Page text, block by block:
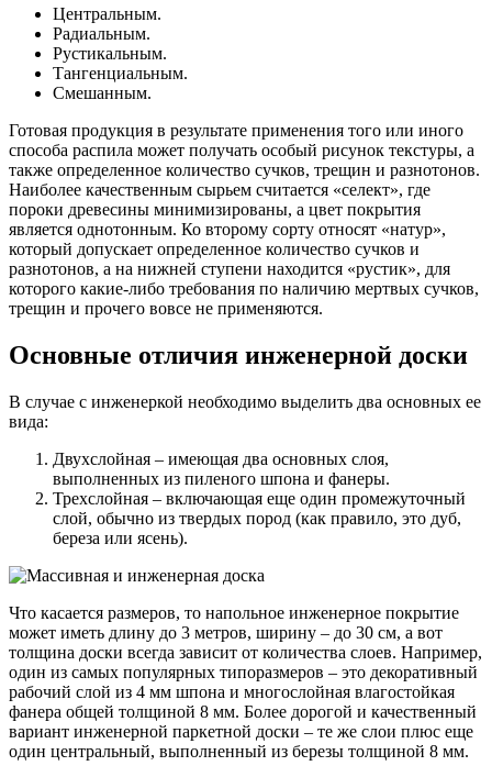
Центральным.
Радиальным.
Рустикальным.
Тангенциальным.
Смешанным.
Готовая продукция в результате применения того или иного
способа распила может получать особый рисунок текстуры, а
также определенное количество сучков, трещин и разнотонов.
Наиболее качественным сырьем считается «селект», где
пороки древесины минимизированы, а цвет покрытия
является однотонным. Ко второму сорту относят «натур»,
который допускает определенное количество сучков и
разнотонов, а на нижней ступени находится «рустик», для
которого какие-либо требования по наличию мертвых сучков,
трещин и прочего вовсе не применяются.
Основные отличия инженерной доски
В случае с инженеркой необходимо выделить два основных ее
вида:
Двухслойная – имеющая два основных слоя,
выполненных из пиленого шпона и фанеры.
Трехслойная – включающая еще один промежуточный
слой, обычно из твердых пород (как правило, это дуб,
береза или ясень).
Что касается размеров, то напольное инженерное покрытие
может иметь длину до 3 метров, ширину – до 30 см, а вот
толщина доски всегда зависит от количества слоев. Например,
один из самых популярных типоразмеров – это декоративный
рабочий слой из 4 мм шпона и многослойная влагостойкая
фанера общей толщиной 8 мм. Более дорогой и качественный
вариант инженерной паркетной доски – те же слои плюс еще
один центральный, выполненный из березы толщиной 8 мм.